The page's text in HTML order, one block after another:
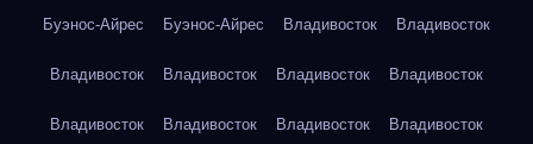
Буэнос-Айрес Буэнос-Айрес Владивосток Владивосток
Владивосток Владивосток Владивосток Владивосток
Владивосток Владивосток Владивосток Владивосток